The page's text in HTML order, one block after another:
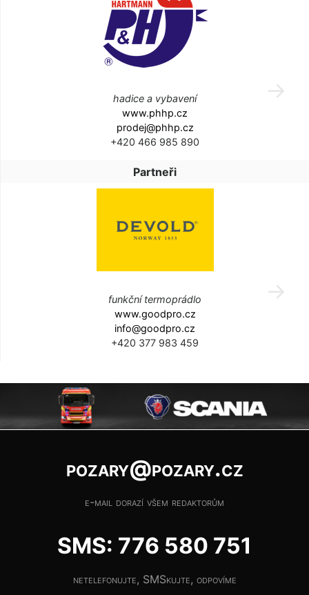
hadice a vybavení
www.phhp.cz
prodej@phhp.cz
+420 466 985 890
Partneři
funkční termoprádlo
www.goodpro.cz
info@goodpro.cz
+420 377 983 459
pozary@pozary.cz
e-mail dorazí všem redaktorům
SMS: 776 580 751
netelefonujte, SMSkujte, odpovíme